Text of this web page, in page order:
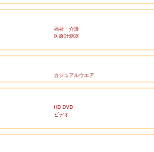
福祉・介護
医療計測器
カジュアルウエア
HD DVD
ビデオ